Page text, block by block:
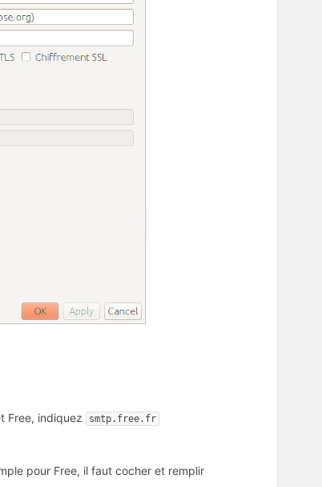
Free, indiquez smtp.free.fr
pour Free, il faut cocher et remplir